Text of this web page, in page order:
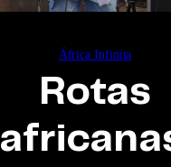
África Infinita
Rotas